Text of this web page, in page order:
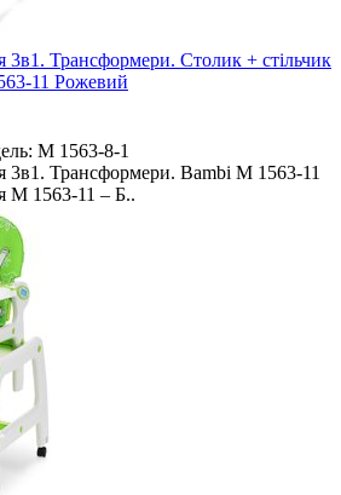
3в1. Трансформери. Столик + стільчик
11 Рожевий
M 1563-8-1
3в1. Трансформери. Bambi M 1563-11
M 1563-11 – Б..